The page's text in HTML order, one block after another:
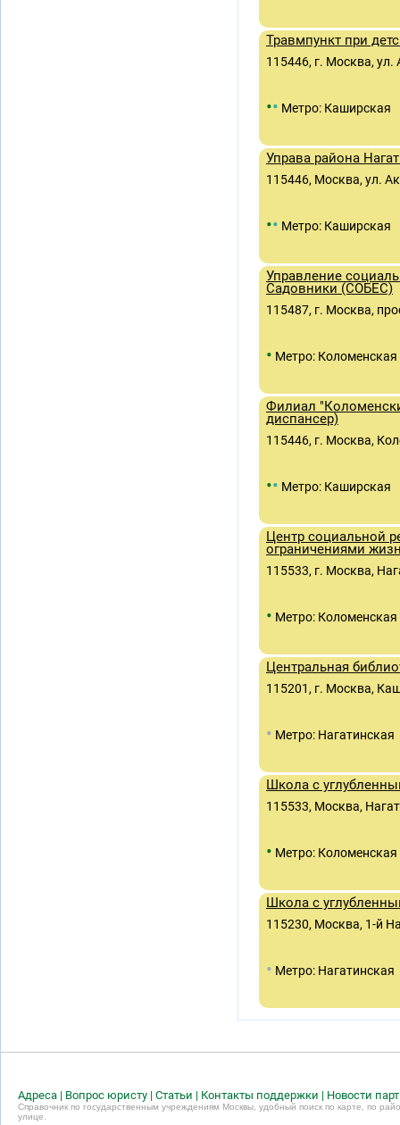
Травмпункт при
115446, г. Москва,
•• Метро: Каширская
Управа района
115446, Москва, ул.
•• Метро: Каширская
Управление
Садовники (СОБЕС)
115487, г. Москва,
• Метро: Коломенская
Филиал
диспансер)
115446, г. Москва,
•• Метро: Каширская
Центр социальной
ограничениями
115533, г. Москва,
• Метро: Коломенская
Центральная
115201, г. Москва,
• Метро: Нагатинская
Школа с
115533, Москва,
• Метро: Коломенская
Школа с
115230, Москва, 1-й
• Метро: Нагатинская
Адреса | Вопрос юристу | Статьи | Контакты поддержки | Новости
Справочник по государственным учреждениям Москвы, удобный поиск по карте, по
улице.